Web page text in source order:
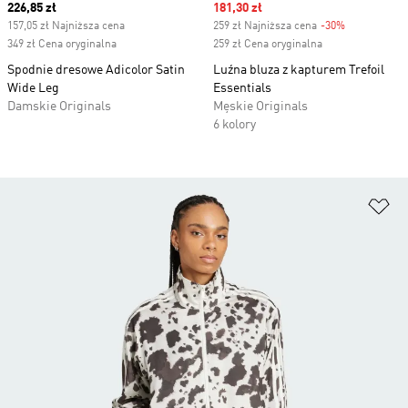
Current price
226,85 zł
157,05 zł Najniższa cena
349 zł Cena oryginalna
Spodnie dresowe Adicolor Satin
Wide Leg
Damskie Originals
Sale price
181,30 zł
259 zł Najniższa cena -30%
259 zł Cena oryginalna
Luźna bluza z kapturem Trefoil
Essentials
Męskie Originals
6 kolory